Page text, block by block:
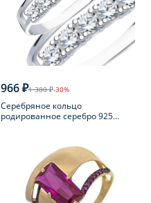
966 ₽1 380 ₽-30%
Серебряное кольцо
родированное серебро 925